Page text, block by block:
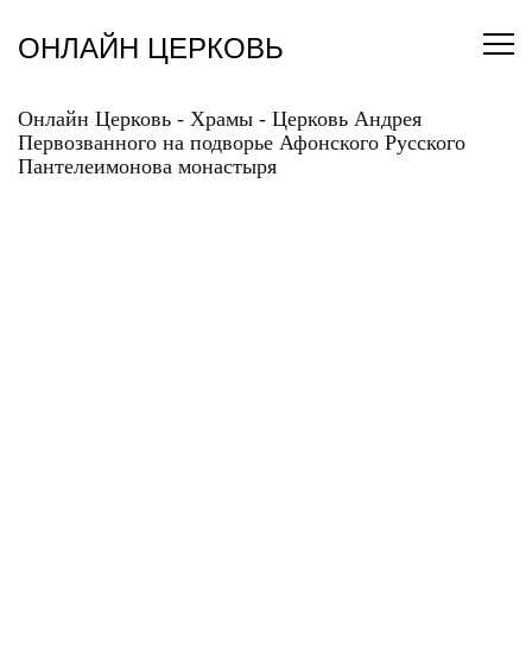
содержанию
ОНЛАЙН ЦЕРКОВЬ
Онлайн Церковь - Храмы - Церковь Андрея
Первозванного на подворье Афонского Русского
Пантелеимонова монастыря